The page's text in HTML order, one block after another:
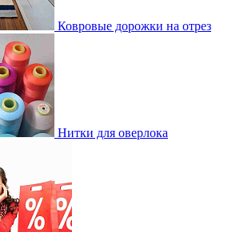
Ковровые дорожки на отрез
Нитки для оверлока